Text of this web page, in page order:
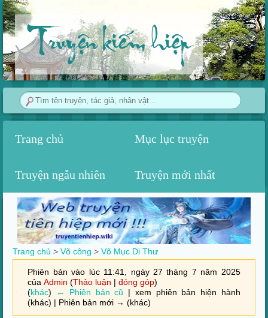
Truyện kiếm hiệp
Trang chủ Mục lục truyện
Truyện ngẫu nhiên Truyện mới nhất
Trang chủ >Võ công >‎Võ Mục Di Thư
Phiên bản vào lúc 11:41, ngày 27 tháng 7 năm 2025
củaAdmin (Thảo luận |đóng góp)
(khác) ← Phiên bản cũ | xem phiên bản hiện hành
(khác) | Phiên bản mới → (khác)